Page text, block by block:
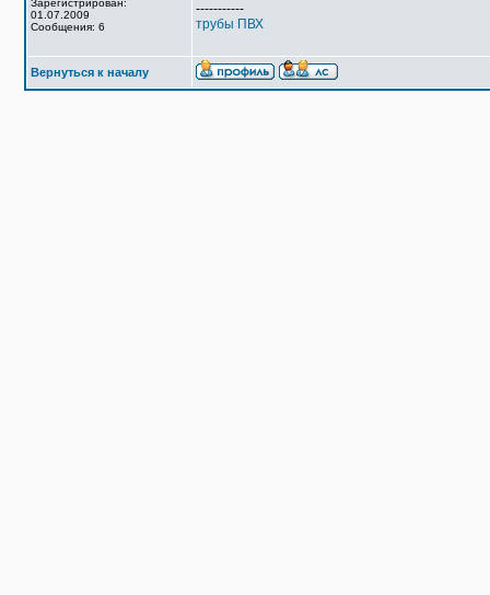
Зарегистрирован:
01.07.2009
Сообщения: 6
-----------
трубы ПВХ
Вернуться к началу